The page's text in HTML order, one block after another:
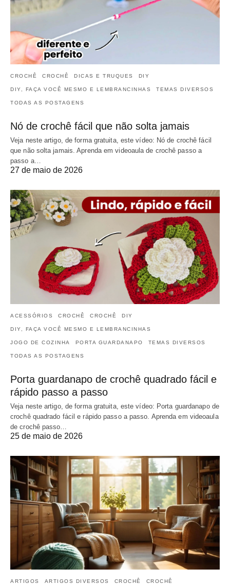
CROCHÊ CROCHÊ DICAS E TRUQUES DIY
DIY, FAÇA VOCÊ MESMO E LEMBRANCINHAS TEMAS DIVERSOS
TODAS AS POSTAGENS
Nó de crochê fácil que não solta jamais
Veja neste artigo, de forma gratuita, este vídeo: Nó de crochê fácil
que não solta jamais. Aprenda em videoaula de crochê passo a
passo a…
27 de maio de 2026
ACESSÓRIOS CROCHÊ CROCHÊ DIY
DIY, FAÇA VOCÊ MESMO E LEMBRANCINHAS
JOGO DE COZINHA PORTA GUARDANAPO TEMAS DIVERSOS
TODAS AS POSTAGENS
Porta guardanapo de crochê quadrado fácil e
rápido passo a passo
Veja neste artigo, de forma gratuita, este vídeo: Porta guardanapo de
crochê quadrado fácil e rápido passo a passo. Aprenda em videoaula
de crochê passo…
25 de maio de 2026
ARTIGOS ARTIGOS DIVERSOS CROCHÊ CROCHÊ